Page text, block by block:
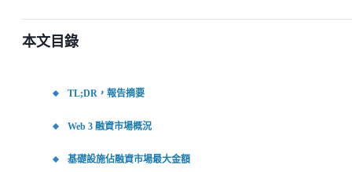
本文目錄
TL;DR，報告摘要
Web 3 融資市場概況
基礎設施佔融資市場最大金額